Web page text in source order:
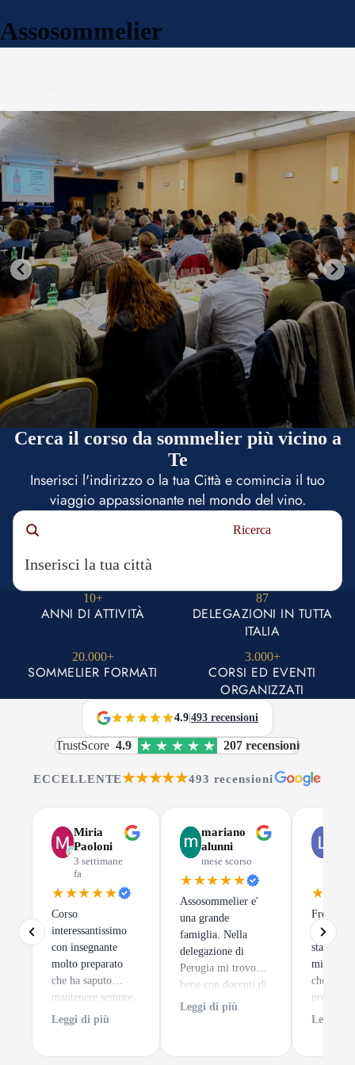
Assosommelier
Cerca il corso da sommelier più vicino a
Te
Inserisci l'indirizzo o la tua Città e comincia il tuo
viaggio appassionante nel mondo del vino.
Ricerca
10+
ANNI DI ATTIVITÀ
87
DELEGAZIONI IN TUTTA
ITALIA
20.000+
SOMMELIER FORMATI
3.000+
CORSI ED EVENTI
ORGANIZZATI
4.9 493 recensioni
TrustScore 4.9 207 recensioni
ECCELLENTE★★★★★493 recensioni
Miria
Paoloni
3 settimane
fa
★★★★★
Corso
interessantissimo
con insegnante
molto preparato
che ha saputo
mantenere sempre
alto l'interesse dei
Leggi di più
mariano
alunni
mese scorso
★★★★★
Assosommelier e'
una grande
famiglia. Nella
delegazione di
Perugia mi trovo
bene con docenti di
alto spessore ed un
Leggi di più
di
stata una
migliori
che
tratta
Leggi di